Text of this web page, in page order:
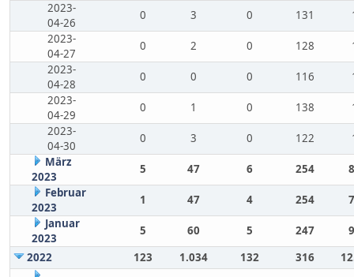
2023-
04-26
0 3 0 131
2023-
04-27
0 2 0 128
2023-
04-28
0 0 0 116
2023-
04-29
0 1 0 138
2023-
04-30
0 3 0 122
März
2023
5 47 6 254
Februar
2023
1 47 4 254
Januar
2023
5 60 5 247
2022
123 1.034 132 316